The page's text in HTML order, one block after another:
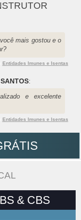
mais gostou e o
Entidades Imunes e Isentas
:
e excelente
Entidades Imunes e Isentas
& CBS